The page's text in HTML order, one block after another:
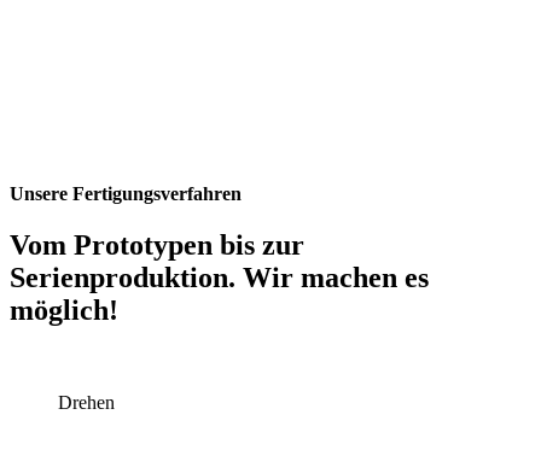
Unsere Fertigungsverfahren
Vom Prototypen bis zur
Serienproduktion. Wir machen es
möglich!
Drehen